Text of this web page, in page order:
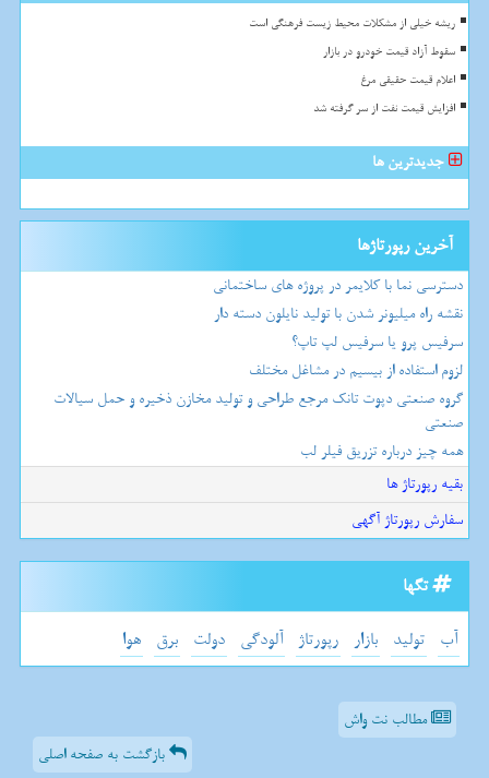
ریشه خیلی از مشکلات محیط زیست فرهنگی است
سقوط آزاد قیمت خودرو در بازار
اعلام قیمت حقیقی مرغ
افزایش قیمت نفت از سر گرفته شد
جدیدترین ها
آخرین رپورتاژها
دسترسی نما با کلایمر در پروژه های ساختمانی
نقشه راه میلیونر شدن با تولید نایلون دسته دار
سرفیس پرو یا سرفیس لپ تاپ؟
لزوم استفاده از بیسیم در مشاغل مختلف
گروه صنعتی دپوت تانک مرجع طراحی و تولید مخازن ذخیره و حمل سیالات
صنعتی
همه چیز درباره تزریق فیلر لب
بقیه رپورتاژ ها
سفارش رپورتاژ آگهی
تگها
آب تولید بازار رپورتاژ آلودگی دولت برق هوا
مطالب نت واش
بازگشت به صفحه اصلی